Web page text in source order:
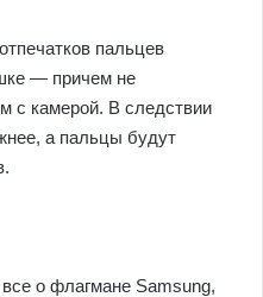
пальцев
— причем не
с камерой. В следствии
а пальцы будут